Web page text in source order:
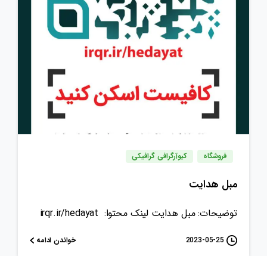
فروشگاه کیوآرگرافی گرافیکی
مبل هدایت
توضیحات: مبل هدایت لینک محتوا: irqr.ir/hedayat
2023-05-25 خواندن ادامه